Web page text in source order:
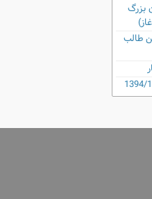
بزرگ
طالب
1394/